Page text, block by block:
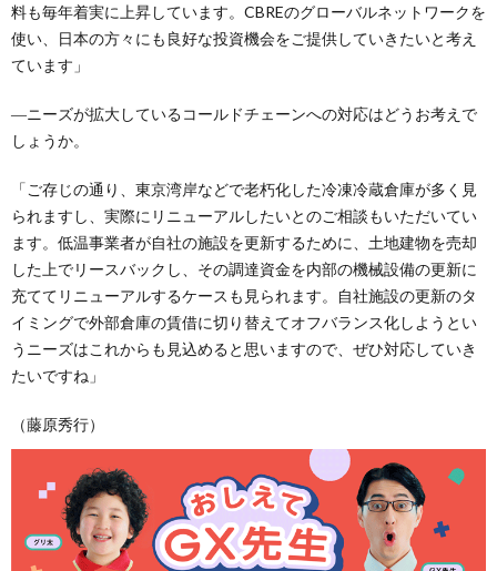
料も毎年着実に上昇しています。CBREのグローバルネットワークを
使い、日本の方々にも良好な投資機会をご提供していきたいと考え
ています」
―ニーズが拡大しているコールドチェーンへの対応はどうお考えで
しょうか。
「ご存じの通り、東京湾岸などで老朽化した冷凍冷蔵倉庫が多く見
られますし、実際にリニューアルしたいとのご相談もいただいてい
ます。低温事業者が自社の施設を更新するために、土地建物を売却
した上でリースバックし、その調達資金を内部の機械設備の更新に
充ててリニューアルするケースも見られます。自社施設の更新のタ
イミングで外部倉庫の賃借に切り替えてオフバランス化しようとい
うニーズはこれからも見込めると思いますので、ぜひ対応していき
たいですね」
（藤原秀行）